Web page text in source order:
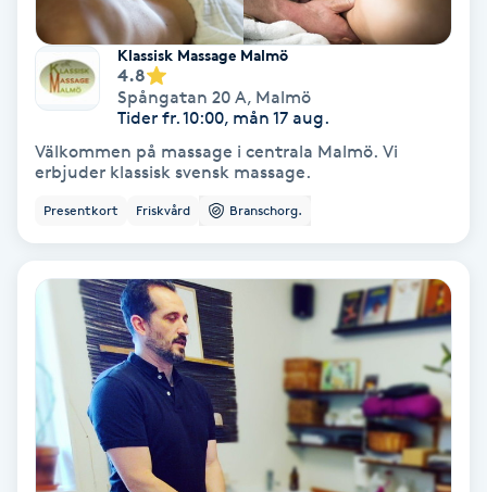
Coachning
Color correction
Cryoterapi
Dermapen
Diamantslipning
Enzympeeling
Klassisk Massage Malmö
4.8
Spångatan 20 A, Malmö
Tider fr. 10:00, mån 17 aug.
Välkommen på massage i centrala Malmö. Vi
erbjuder klassisk svensk massage.
Presentkort Friskvård Branschorg.